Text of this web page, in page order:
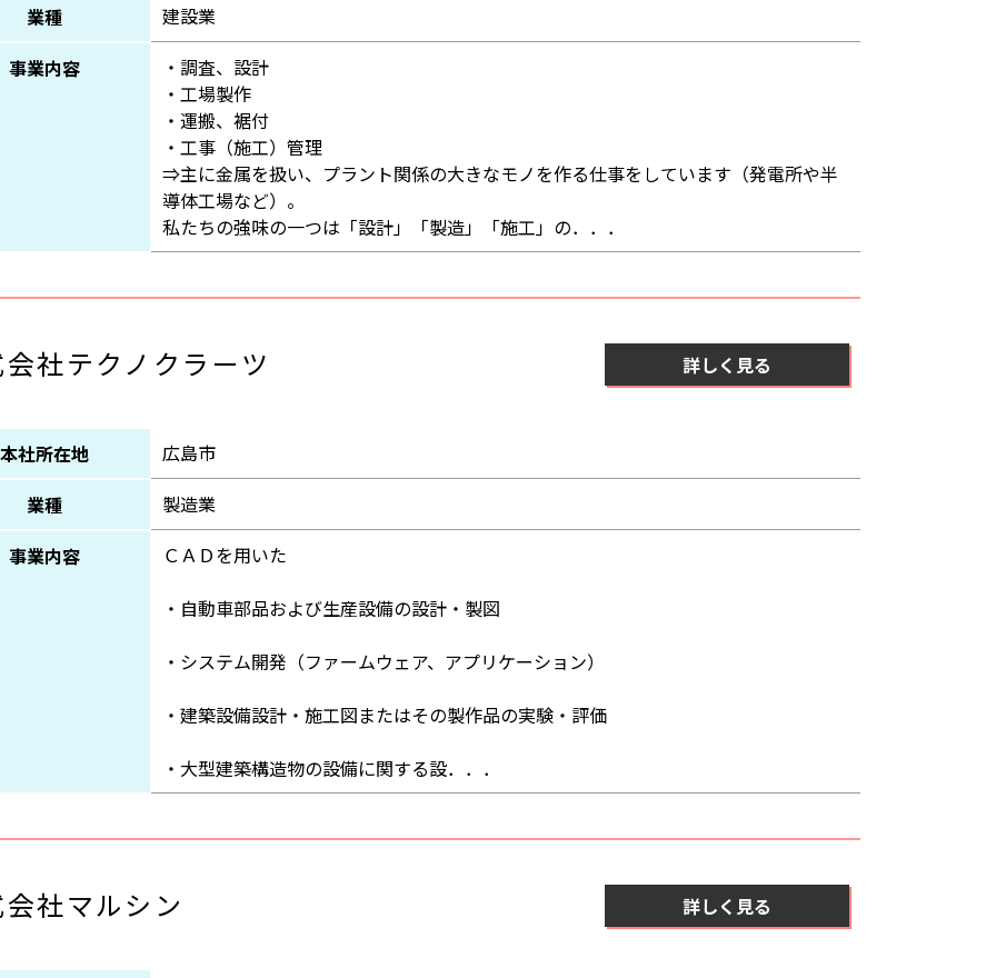
業種
建設業
事業内容
・調査、設計
・工場製作
・運搬、裾付
・工事（施工）管理
⇒主に金属を扱い、プラント関係の大きなモノを作る仕事をしています（発電所や半
導体工場など）。
私たちの強味の一つは「設計」「製造」「施工」の．．．
社テクノクラーツ 詳しく見る
本社所在地
広島市
業種
製造業
事業内容
ＣＡＤを用いた
・自動車部品および生産設備の設計・製図
・システム開発（ファームウェア、アプリケーション）
・建築設備設計・施工図またはその製作品の実験・評価
・大型建築構造物の設備に関する設．．．
社マルシン 詳しく見る